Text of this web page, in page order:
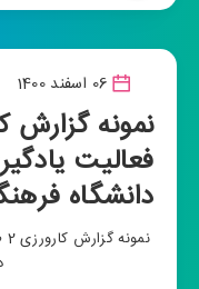
06 اسفند 1400
فعالیت
دانشگاه